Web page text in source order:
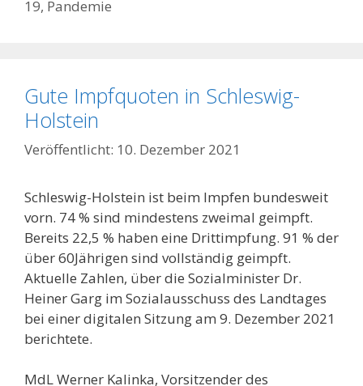
19, Pandemie
Gute Impfquoten in Schleswig-
Holstein
10. Dezember 2021
Schleswig-Holstein ist beim Impfen bundesweit
vorn. 74 % sind mindestens zweimal geimpft.
Bereits 22,5 % haben eine Drittimpfung. 91 % der
über 60Jährigen sind vollständig geimpft.
Aktuelle Zahlen, über die Sozialminister Dr.
Heiner Garg im Sozialausschuss des Landtages
bei einer digitalen Sitzung am 9. Dezember 2021
berichtete.
MdL Werner Kalinka, Vorsitzender des